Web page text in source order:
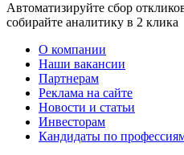
Автоматизируйте сбор
собирайте аналитику в 2 клика
О компании
Наши вакансии
Партнерам
Реклама на сайте
Новости и статьи
Инвесторам
Кандидаты по